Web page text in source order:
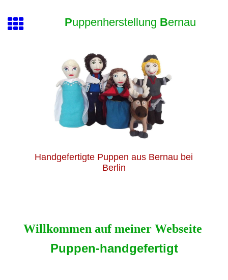
Puppenherstellung Bernau
Handgefertigte Puppen aus Bernau bei
Berlin
Willkommen auf meiner Webseite
Puppen-handgefertigt